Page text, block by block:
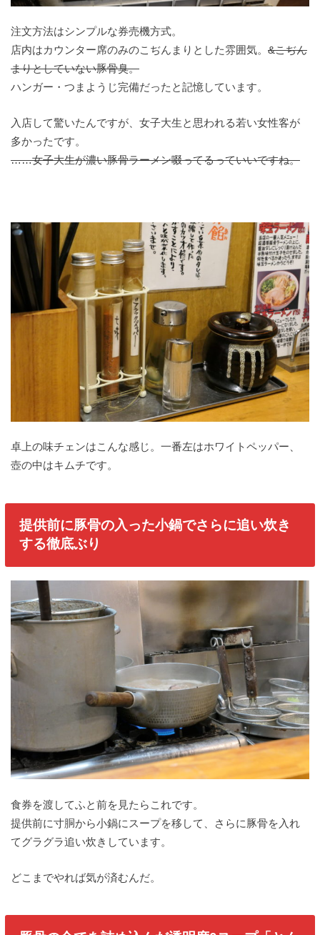
注文方法はシンプルな券売機方式。
店内はカウンター席のみのこぢんまりとした雰囲気。 &こぢん
まりとしていない豚骨臭。
ハンガー・つまようじ完備だったと記憶しています。
入店して驚いたんですが、女子大生と思われる若い女性客が
多かったです。
……女子大生が濃い豚骨ラーメン啜ってるっていいですね。
卓上の味チェンはこんな感じ。一番左はホワイトペッパー、
壺の中はキムチです。
提供前に豚骨の入った小鍋でさらに追い炊き
する徹底ぶり
食券を渡してふと前を見たらこれです。
提供前に寸胴から小鍋にスープを移して、さらに豚骨を入れ
てグラグラ追い炊きしています。
どこまでやれば気が済むんだ。